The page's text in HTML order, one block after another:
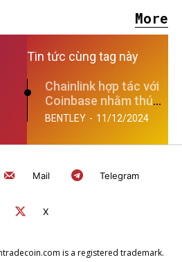
More
Tin tức cùng tag này
Chainlink hợp tác với
Coinbase nhằm thúc
đẩy phát triển hệ...
BENTLEY - 11/12/2024
Mail Telegram
X
is a registered trademark.